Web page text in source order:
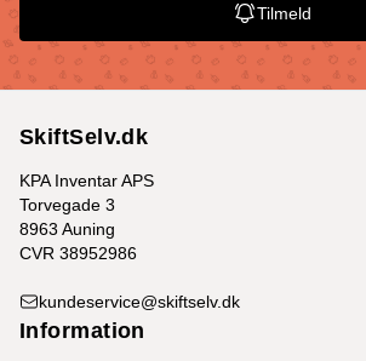
Tilmeld
SkiftSelv.dk
KPA Inventar APS
Torvegade 3
8963 Auning
CVR 38952986
kundeservice@skiftselv.dk
Information